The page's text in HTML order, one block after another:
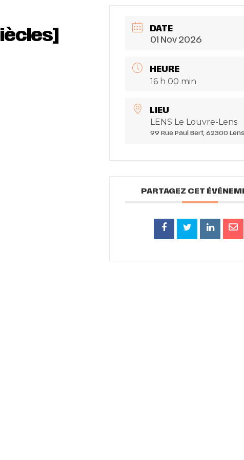
DATE
01 Nov 2026
HEURE
16 h 00 min
LIEU
LENS Le Louvre-Lens
99 Rue Paul Bert, 62300
PARTAGEZ CET